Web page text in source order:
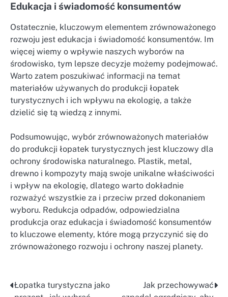
Edukacja i świadomość konsumentów
Ostatecznie, kluczowym elementem zrównoważonego
rozwoju jest edukacja i świadomość konsumentów. Im
więcej wiemy o wpływie naszych wyborów na
środowisko, tym lepsze decyzje możemy podejmować.
Warto zatem poszukiwać informacji na temat
materiałów używanych do produkcji łopatek
turystycznych i ich wpływu na ekologię, a także
dzielić się tą wiedzą z innymi.
Podsumowując, wybór zrównoważonych materiałów
do produkcji łopatek turystycznych jest kluczowy dla
ochrony środowiska naturalnego. Plastik, metal,
drewno i kompozyty mają swoje unikalne właściwości
i wpływ na ekologię, dlatego warto dokładnie
rozważyć wszystkie za i przeciw przed dokonaniem
wyboru. Redukcja odpadów, odpowiedzialna
produkcja oraz edukacja i świadomość konsumentów
to kluczowe elementy, które mogą przyczynić się do
zrównoważonego rozwoju i ochrony naszej planety.
Nawigacja
Łopatka turystyczna jako
Jak przechowywać